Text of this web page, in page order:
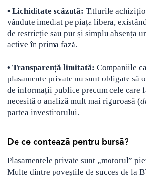
• Lichiditate scăzută: Titlurile
vândute imediat pe piața liberă,
de restricție sau pur și simplu absența
active în prima fază.
• Transparență limitată: Companiile
plasamente private nu sunt obligate să
de informații publice precum cele care
necesită o analiză mult mai riguroasă (
partea investitorului.
De ce contează pentru bursă?
Plasamentele private sunt „motorul”
Multe dintre poveștile de succes de la